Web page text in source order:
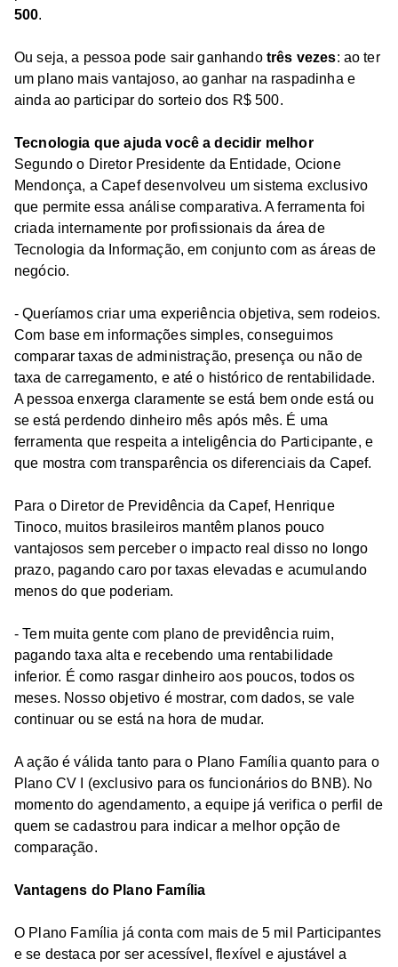
500.
Ou seja, a pessoa pode sair ganhando três vezes: ao ter
um plano mais vantajoso, ao ganhar na raspadinha e
ainda ao participar do sorteio dos R$ 500.
Tecnologia que ajuda você a decidir melhor
Segundo o Diretor Presidente da Entidade, Ocione
Mendonça, a Capef desenvolveu um sistema exclusivo
que permite essa análise comparativa. A ferramenta foi
criada internamente por profissionais da área de
Tecnologia da Informação, em conjunto com as áreas de
negócio.
- Queríamos criar uma experiência objetiva, sem rodeios.
Com base em informações simples, conseguimos
comparar taxas de administração, presença ou não de
taxa de carregamento, e até o histórico de rentabilidade.
A pessoa enxerga claramente se está bem onde está ou
se está perdendo dinheiro mês após mês. É uma
ferramenta que respeita a inteligência do Participante, e
que mostra com transparência os diferenciais da Capef.
Para o Diretor de Previdência da Capef, Henrique
Tinoco, muitos brasileiros mantêm planos pouco
vantajosos sem perceber o impacto real disso no longo
prazo, pagando caro por taxas elevadas e acumulando
menos do que poderiam.
- Tem muita gente com plano de previdência ruim,
pagando taxa alta e recebendo uma rentabilidade
inferior. É como rasgar dinheiro aos poucos, todos os
meses. Nosso objetivo é mostrar, com dados, se vale
continuar ou se está na hora de mudar.
A ação é válida tanto para o Plano Família quanto para o
Plano CV I (exclusivo para os funcionários do BNB). No
momento do agendamento, a equipe já verifica o perfil de
quem se cadastrou para indicar a melhor opção de
comparação.
Vantagens do Plano Família
O Plano Família já conta com mais de 5 mil Participantes
e se destaca por ser acessível, flexível e ajustável a